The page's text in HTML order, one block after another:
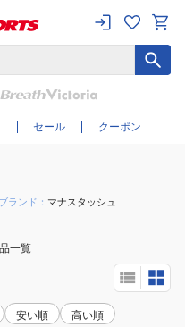
セール クーポン
込む
ブランド： マナスタッシュ
一覧
安い順 高い順